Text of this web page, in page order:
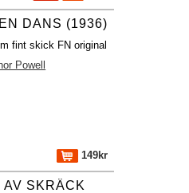
DANS (1936)
fint skick FN original
Powell
149kr
AV SKRÄCK